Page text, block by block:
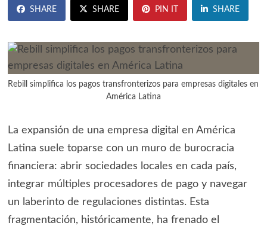
SHARE SHARE PIN IT SHARE
Rebill simplifica los pagos transfronterizos para empresas digitales en
América Latina
La expansión de una empresa digital en América
Latina suele toparse con un muro de burocracia
financiera: abrir sociedades locales en cada país,
integrar múltiples procesadores de pago y navegar
un laberinto de regulaciones distintas. Esta
fragmentación, históricamente, ha frenado el